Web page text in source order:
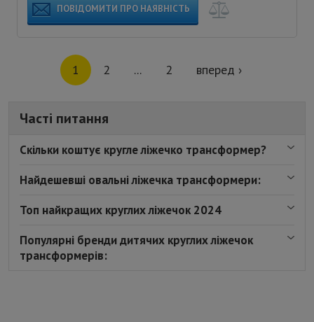
ПОВІДОМИТИ ПРО НАЯВНІСТЬ
1 2 ... 2 вперед ›
Часті питання
Скільки коштує кругле ліжечко трансформер?
Найдешевші овальні ліжечка трансформери:
Топ найкращих круглих ліжечок 2024
Популярні бренди дитячих круглих ліжечок
трансформерів: